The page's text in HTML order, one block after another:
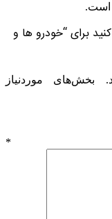
است.
برای “خودرو ها و
بخش‌های موردنیاز
شما *